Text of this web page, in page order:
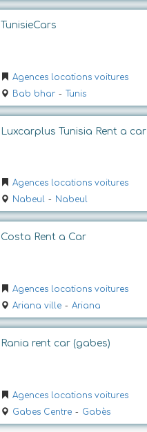
TunisieCars
Agences locations voitures
Bab bhar - Tunis
Luxcarplus Tunisia Rent a car
Agences locations voitures
Nabeul - Nabeul
Costa Rent a Car
Agences locations voitures
Ariana ville - Ariana
Rania rent car (gabes)
Agences locations voitures
Gabes Centre - Gabès